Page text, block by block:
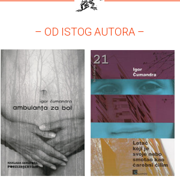
– OD ISTOG AUTORA –